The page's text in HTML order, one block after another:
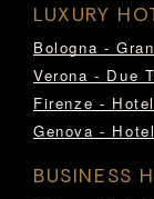
LUXURY
Bologna -
Verona - Due
Firenze -
Genova -
BUSINESS